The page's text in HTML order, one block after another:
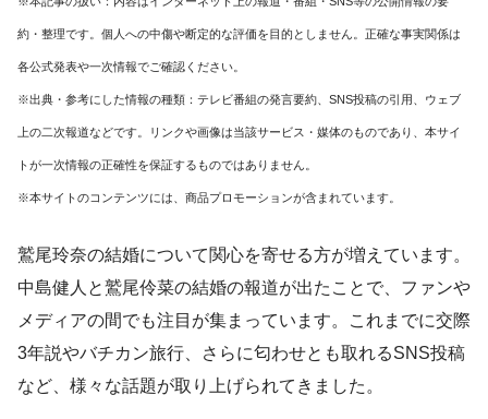
約・整理です。個人への中傷や断定的な評価を目的としません。正確な事実関係は
各公式発表や一次情報でご確認ください。
※出典・参考にした情報の種類：テレビ番組の発言要約、SNS投稿の引用、ウェブ
上の二次報道などです。リンクや画像は当該サービス・媒体のものであり、本サイ
トが一次情報の正確性を保証するものではありません。
※本サイトのコンテンツには、商品プロモーションが含まれています。
鷲尾玲奈の結婚について関心を寄せる方が増えています。
中島健人と鷲尾伶菜の結婚の報道が出たことで、ファンや
メディアの間でも注目が集まっています。これまでに交際
3年説やバチカン旅行、さらに匂わせとも取れるSNS投稿
など、様々な話題が取り上げられてきました。